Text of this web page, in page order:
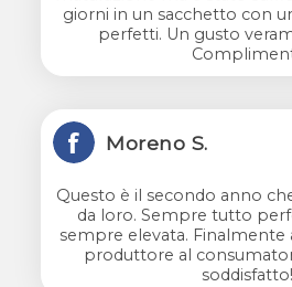
giorni in un sacchetto con
perfetti. Un gusto
Moreno S.
Questo è il secondo anno
da loro. Sempre tutto
sempre elevata. Finalmente
produttore al
soddisfatto!